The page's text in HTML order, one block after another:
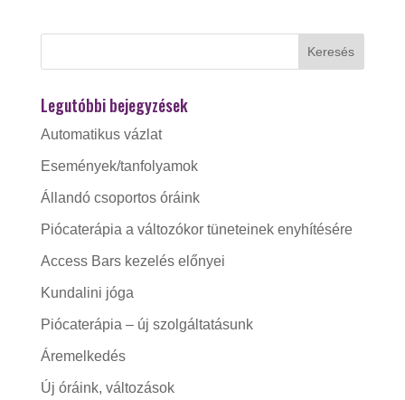
Legutóbbi bejegyzések
Automatikus vázlat
Események/tanfolyamok
Állandó csoportos óráink
Piócaterápia a változókor tüneteinek enyhítésére
Access Bars kezelés előnyei
Kundalini jóga
Piócaterápia – új szolgáltatásunk
Áremelkedés
Új óráink, változások